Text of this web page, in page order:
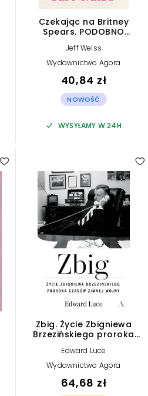
Czekając na Britney
Spears. PODOBNO
Jeff Weiss
Wydawnictwo Agora
40,84 zł
NOWOŚĆ
WYSYŁAMY W 24H
Zbig. Życie Zbigniewa
Brzezińskiego proroka
Edward Luce
Wydawnictwo Agora
64,68 zł